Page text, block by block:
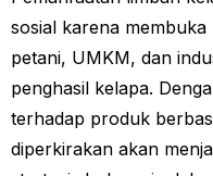
sosial karena
petani, UMKM, dan
penghasil kelapa.
terhadap produk
diperkirakan akan